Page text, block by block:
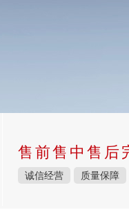
售前售中售后
诚信经营 质量保障